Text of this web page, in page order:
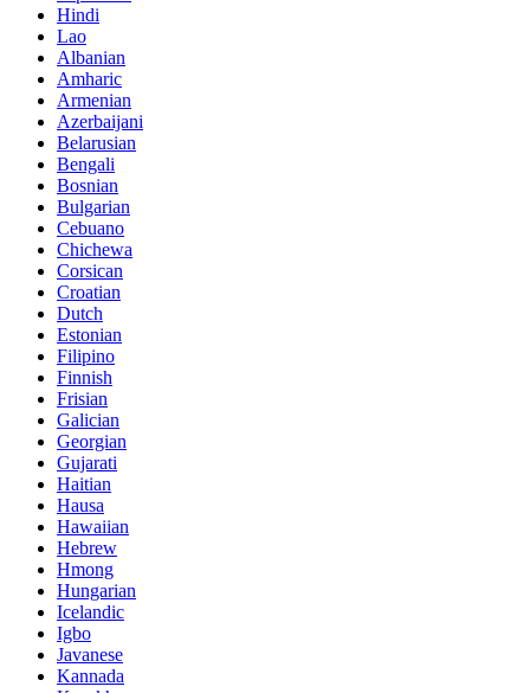
Hindi
Lao
Albanian
Amharic
Armenian
Azerbaijani
Belarusian
Bengali
Bosnian
Bulgarian
Cebuano
Chichewa
Corsican
Croatian
Dutch
Estonian
Filipino
Finnish
Frisian
Galician
Georgian
Gujarati
Haitian
Hausa
Hawaiian
Hebrew
Hmong
Hungarian
Icelandic
Igbo
Javanese
Kannada